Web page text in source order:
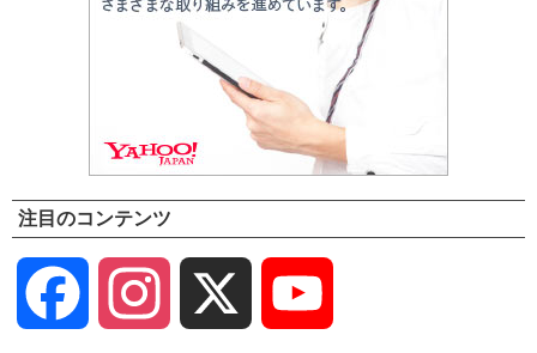
注目のコンテンツ
Facebook Instagram